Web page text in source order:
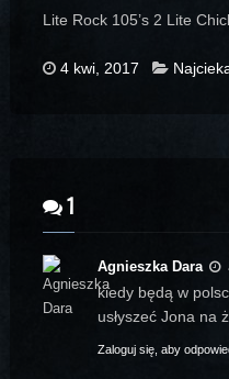
Lite Rock 105’s 2 Lite
4 kwi, 2017
1
Agnieszka Dara
kiedy będą w
usłyszeć Jona na
Zaloguj się, aby